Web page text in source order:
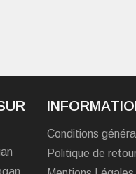
Conditions
Politique de